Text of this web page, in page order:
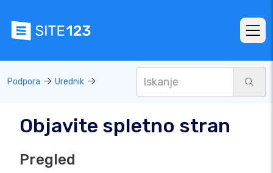
Podpora Urednik
Objavite spletno stran
Pregled